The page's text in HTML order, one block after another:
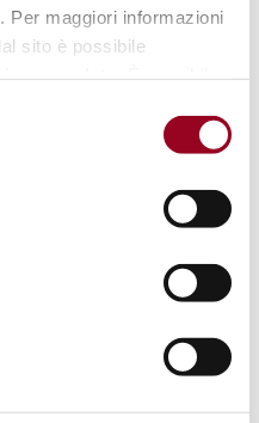
Per maggiori informazioni
sito è possibile